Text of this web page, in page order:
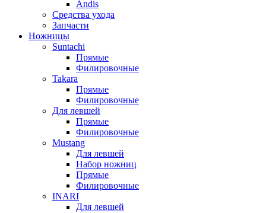
Andis
Средства ухода
Запчасти
Ножницы
Suntachi
Прямые
Филировочные
Takara
Прямые
Филировочные
Для левшей
Прямые
Филировочные
Mustang
Для левшей
Набор ножниц
Прямые
Филировочные
INARI
Для левшей